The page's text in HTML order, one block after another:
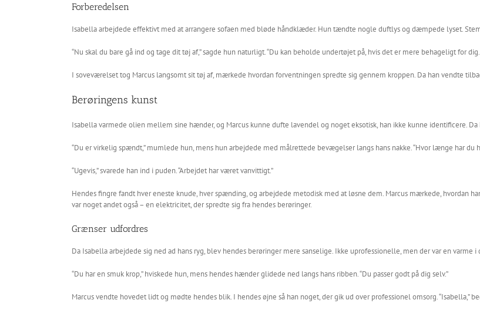
Forberedelsen
Isabella arbejdede effektivt med at arrangere sofaen med bløde håndklæder. Hun tændte nogle duftlys og dæmpede lyset.
“Nu skal du bare gå ind og tage dit tøj af,” sagde hun naturligt. “Du kan beholde undertøjet på, hvis det er mere behageligt for
I soveværelset tog Marcus langsomt sit tøj af, mærkede hvordan forventningen spredte sig gennem kroppen. Da han vendte
Berøringens kunst
Isabella varmede olien mellem sine hænder, og Marcus kunne dufte lavendel og noget eksotisk, han ikke kunne identificere.
“Du er virkelig spændt,” mumlede hun, mens hun arbejdede med målrettede bevægelser langs hans nakke. “Hvor længe har du
“Ugevis,” svarede han ind i puden. “Arbejdet har været vanvittigt.”
Hendes fingre fandt hver eneste knude, hver spænding, og arbejdede metodisk med at løsne dem. Marcus mærkede, hvordan
var noget andet også – en elektricitet, der spredte sig fra hendes berøringer.
Grænser udfordres
Da Isabella arbejdede sig ned ad hans ryg, blev hendes berøringer mere sanselige. Ikke uprofessionelle, men der var en varme
“Du har en smuk krop,” hviskede hun, mens hendes hænder glidede ned langs hans ribben. “Du passer godt på dig selv.”
Marcus vendte hovedet lidt og mødte hendes blik. I hendes øjne så han noget, der gik ud over professionel omsorg. “Isabella,”